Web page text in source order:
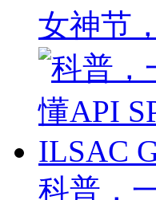
女神节
科普，